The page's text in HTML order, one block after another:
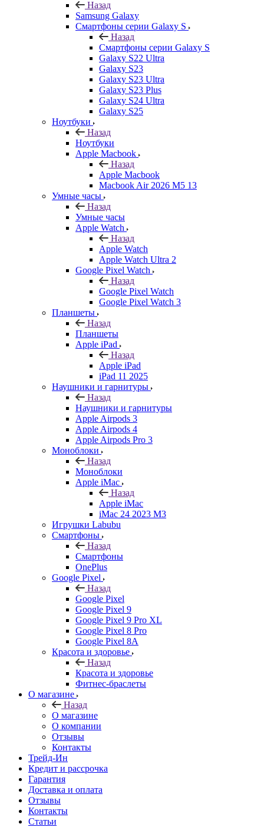
Назад
Samsung Galaxy
Смартфоны серии Galaxy S
Назад
Смартфоны серии Galaxy S
Galaxy S22 Ultra
Galaxy S23
Galaxy S23 Ultra
Galaxy S23 Plus
Galaxy S24 Ultra
Galaxy S25
Ноутбуки
Назад
Ноутбуки
Apple Macbook
Назад
Apple Macbook
Macbook Air 2026 M5 13
Умные часы
Назад
Умные часы
Apple Watch
Назад
Apple Watch
Apple Watch Ultra 2
Google Pixel Watch
Назад
Google Pixel Watch
Google Pixel Watch 3
Планшеты
Назад
Планшеты
Apple iPad
Назад
Apple iPad
iPad 11 2025
Наушники и гарнитуры
Назад
Наушники и гарнитуры
Apple Airpods 3
Apple Airpods 4
Apple Airpods Pro 3
Моноблоки
Назад
Моноблоки
Apple iMac
Назад
Apple iMac
iMac 24 2023 M3
Игрушки Labubu
Смартфоны
Назад
Смартфоны
OnePlus
Google Pixel
Назад
Google Pixel
Google Pixel 9
Google Pixel 9 Pro XL
Google Pixel 8 Pro
Google Pixel 8A
Красота и здоровье
Назад
Красота и здоровье
Фитнес-браслеты
О магазине
Назад
О магазине
О компании
Отзывы
Контакты
Трейд-Ин
Кредит и рассрочка
Гарантия
Доставка и оплата
Отзывы
Контакты
Статьи